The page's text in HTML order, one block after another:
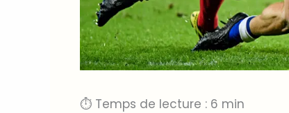
⏱ Temps de lecture : 6 min